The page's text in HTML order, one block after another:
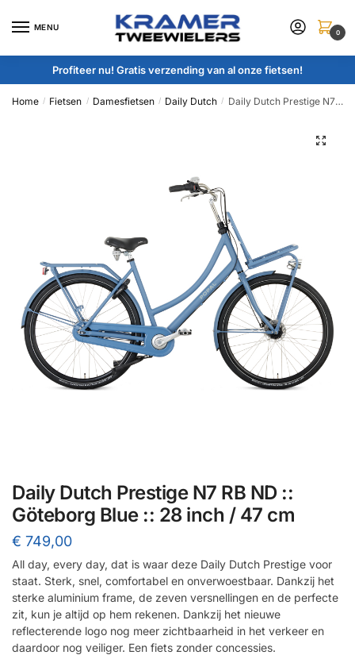
MENU
0
Profiteer nu! Gratis verzending van al onze fietsen!
Home / Fietsen / Damesfietsen / Daily Dutch / Daily Dutch Prestige N7 RB ND :: Göteborg Blue :: 28 inch / 47 cm
🔍
Daily Dutch Prestige N7 RB ND ::
Göteborg Blue :: 28 inch / 47 cm
€ 749,00
All day, every day, dat is waar deze Daily Dutch Prestige voor
staat. Sterk, snel, comfortabel en onverwoestbaar. Dankzij het
sterke aluminium frame, de zeven versnellingen en de perfecte
zit, kun je altijd op hem rekenen. Dankzij het nieuwe
reflecterende logo nog meer zichtbaarheid in het verkeer en
daardoor nog veiliger. Een fiets zonder concessies.